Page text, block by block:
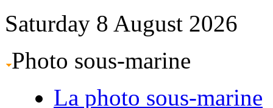
Saturday 8 August 2026
Photo sous-marine
La photo sous-marine